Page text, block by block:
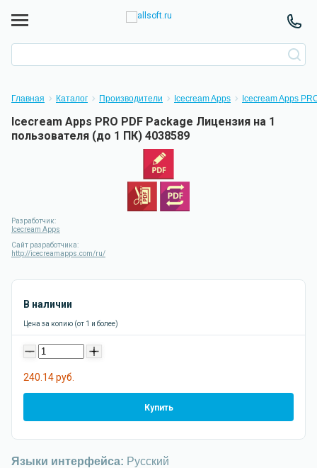
Главная Каталог Производители Icecream Apps Icecream Apps
Icecream Apps PRO PDF Package Лицензия на 1
пользователя (до 1 ПК) 4038589
Разработчик:
Icecream Apps
Сайт разработчика:
http://icecreamapps.com/ru/
В наличии
Цена за копию (от 1 и более)
- +
240.14 руб.
Купить
Языки интерфейса: Русский